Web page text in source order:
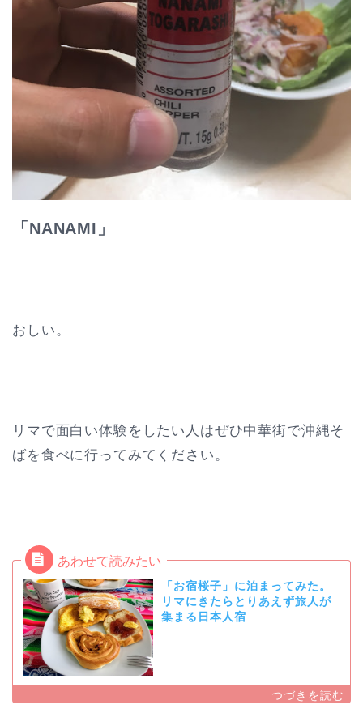
「NANAMI」
おしい。
リマで面白い体験をしたい人はぜひ中華街で沖縄そ
ばを食べに行ってみてください。
「お宿桜子」に泊まってみた。
リマにきたらとりあえず旅人が
集まる日本人宿